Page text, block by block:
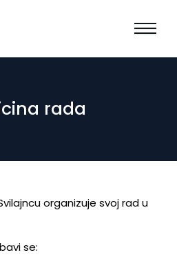
rada
organizuje svoj rad u
se: